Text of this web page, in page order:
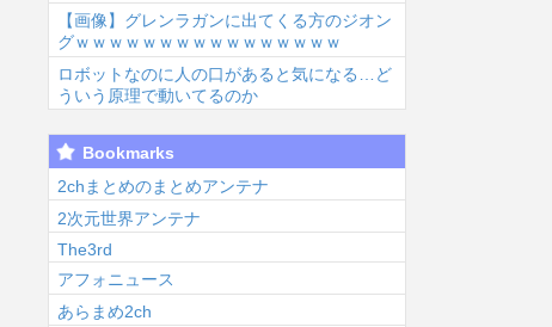
【悲報】みい山
のコンテンツ、
なぜか消えまく
少年ジャンプの
ズを“大量注文
しキャンセ
ル”繰り...
【令和最新版】
同級生2...
【画像】グレンラガンに出てくる方のジオン
グｗｗｗｗｗｗｗｗｗｗｗｗｗｗｗｗ
ロボットなのに人の口があると気になる…ど
ういう原理で動いてるのか
Bookmarks
2chまとめのまとめアンテナ
2次元世界アンテナ
The3rd
アフォニュース
あらまめ2ch